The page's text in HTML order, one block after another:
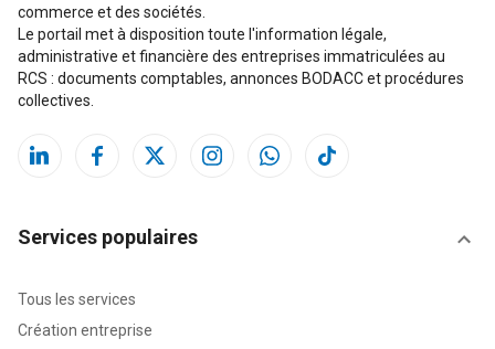
commerce et des sociétés.
Le portail met à disposition toute l'information légale,
administrative et financière des entreprises immatriculées au
RCS : documents comptables, annonces BODACC et procédures
collectives.
Services populaires
Tous les services
Création entreprise